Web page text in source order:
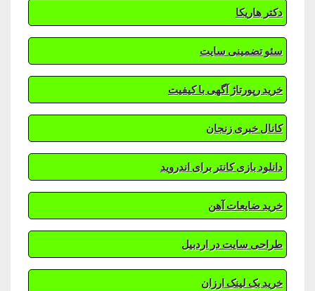
دکتر هاریکا
سئو تضمینی سایت
خرید رپورتاژ آگهی با کیفیت
کانال خبری زنجان
دانلود بازی کانتر برای اندروید
خرید ضایعات آهن
طراحی سایت در اردبیل
خرید بک لینک ارزان